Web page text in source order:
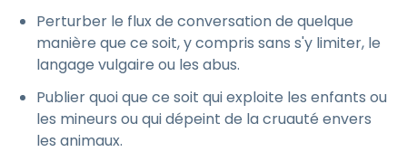
Perturber le flux de conversation de quelque
manière que ce soit, y compris sans s'y limiter, le
langage vulgaire ou les abus.
Publier quoi que ce soit qui exploite les enfants ou
les mineurs ou qui dépeint de la cruauté envers
les animaux.